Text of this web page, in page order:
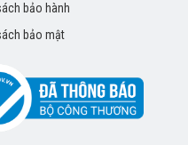
bảo hành
bảo mật